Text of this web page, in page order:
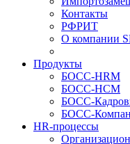
Контакты
РФРИТ
О компании
Продукты
БОСС-HRM
БОСС-HCM
БОСС-
БОСС-
HR-процессы